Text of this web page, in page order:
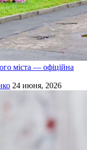
міста — офіційна
24 июня, 2026